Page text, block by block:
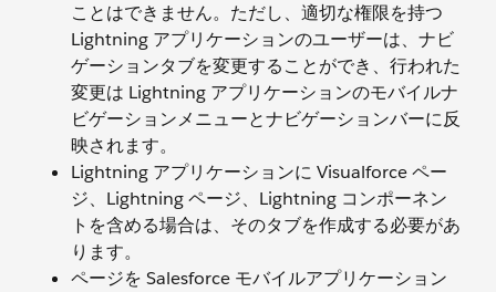
ことはできません。ただし、適切な権限を持つ
Lightning アプリケーションのユーザーは、ナビ
ゲーションタブを変更することができ、行われた
変更は Lightning アプリケーションのモバイルナ
ビゲーションメニューとナビゲーションバーに反
映されます。
Lightning アプリケーションに Visualforce ペー
ジ、Lightning ページ、Lightning コンポーネン
トを含める場合は、そのタブを作成する必要があ
ります。
ページを Salesforce モバイルアプリケーション